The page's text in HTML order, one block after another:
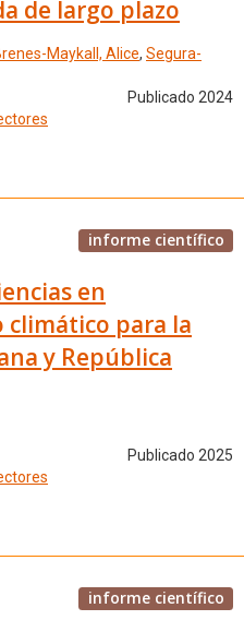
de largo plazo
Maykall, Alice, Segura-
Publicado 2024
informe científico
en
climático para la
y República
Publicado 2025
informe científico